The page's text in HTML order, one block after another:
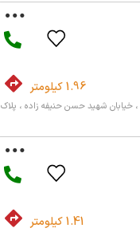
1.96 کیلومتر
خیابان شهید حسن حنیفه زاده ، پلاک
1.41 کیلومتر